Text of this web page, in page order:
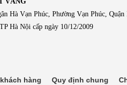
Hà Vạn Phúc, Phường Vạn Phúc,
Hà Nội cấp ngày 10/12/2009
hàng Quy định chung